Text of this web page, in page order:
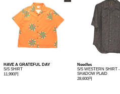
HAVE A GRATEFUL DAY
S/S SHIRT
11,990円
Needles
S/S WESTERN SHIRT
SHADOW PLAID
28,600円